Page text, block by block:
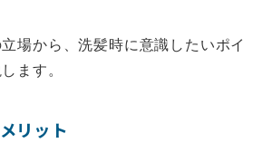
場から、洗髪時に意識したいポイ
ます。
リット